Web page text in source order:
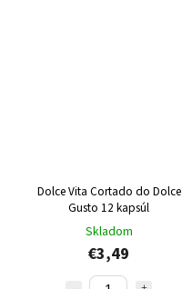
Dolce Vita Cortado do Dolce
Gusto 12 kapsúl
Skladom
€3,49